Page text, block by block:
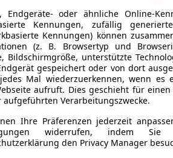
Endgeräte- oder ähnliche Online-
Kennungen, zufällig
Kennungen) können
(z. B. Browsertyp und
Bildschirmgröße, unterstützte
gespeichert oder von dort
Mal wiederzuerkennen, wenn es
aufruft. Dies geschieht für
aufgeführten Verarbeitungszwecke.
Ihre Präferenzen jederzeit
widerrufen, indem
den Privacy Manager